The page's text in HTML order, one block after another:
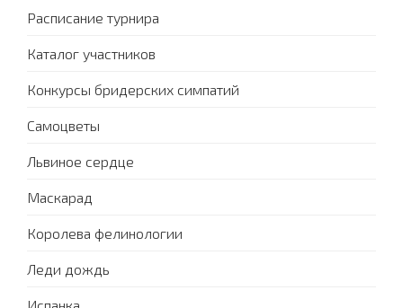
Расписание турнира
Каталог участников
Конкурсы бридерских симпатий
Самоцветы
Львиное сердце
Маскарад
Королева фелинологии
Леди дождь